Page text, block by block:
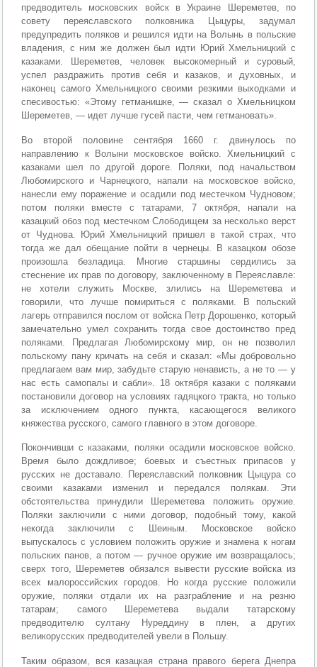
предводитель московских войск в Украине Шереметев, по
совету переяславского полковника Цыцуры, задумал
предупредить поляков и решился идти на Волынь в польские
владения, с ним же должен был идти Юрий Хмельницкий с
казаками. Шереметев, человек высокомерный и суровый,
успел раздражить против себя и казаков, и духовных, и
наконец самого Хмельницкого своими резкими выходками и
спесивостью: «Этому гетманишке, — сказал о Хмельницком
Шереметев, — идет лучше гусей пасти, чем гетмановать».
Во второй половине сентября 1660 г. двинулось по
направлению к Волыни московское войско. Хмельницкий с
казаками шел по другой дороге. Поляки, под начальством
Любомирского и Чарнецкого, напали на московское войско,
нанесли ему поражение и осадили под местечком Чудновом;
потом поляки вместе с татарами, 7 октября, напали на
казацкий обоз под местечком Слободищем за несколько верст
от Чуднова. Юрий Хмельницкий пришел в такой страх, что
тогда же дал обещание пойти в чернецы. В казацком обозе
произошла безладица. Многие старшины сердились за
стеснение их прав по договору, заключенному в Переяславле:
не хотели служить Москве, злились на Шереметева и
говорили, что лучше помириться с поляками. В польский
лагерь отправился послом от войска Петр Дорошенко, который
замечательно умел сохранить тогда свое достоинство пред
поляками. Предлагая Любомирскому мир, он не позволил
польскому пану кричать на себя и сказал: «Мы добровольно
предлагаем вам мир, забудьте старую ненависть, а не то — у
нас есть самопалы и сабли». 18 октября казаки с поляками
постановили договор на условиях гадяцкого тракта, но только
за исключением одного пункта, касающегося великого
княжества русского, самого главного в этом договоре.
Покончивши с казаками, поляки осадили московское войско.
Время было дождливое; боевых и съестных припасов у
русских не доставало. Переяславский полковник Цыцура со
своими казаками изменил и передался полякам. Эти
обстоятельства принудили Шереметева положить оружие.
Поляки заключили с ними договор, подобный тому, какой
некогда заключили с Шеиным. Московское войско
выпускалось с условием положить оружие и знамена к ногам
польских панов, а потом — ручное оружие им возвращалось;
сверх того, Шереметев обязался вывести русские войска из
всех малороссийских городов. Но когда русские положили
оружие, поляки отдали их на разграбление и на резню
татарам; самого Шереметева выдали татарскому
предводителю султану Нуреддину в плен, а других
великорусских предводителей увели в Польшу.
Таким образом, вся казацкая страна правого берега Днепра